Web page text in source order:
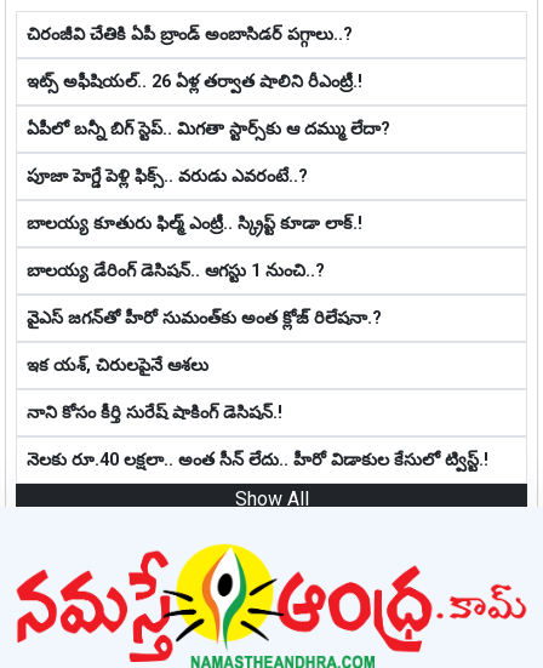
చిరంజీవి చేతికి ఏపీ బ్రాండ్ అంబాసిడర్ పగ్గాలు..?
ఇట్స్ అఫీషియ‌ల్‌.. 26 ఏళ్ల తర్వాత షాలిని రీఎంట్రీ.!
ఏపీలో బ‌న్నీ బిగ్ స్టెప్‌.. మిగ‌తా స్టార్స్‌కు ఆ ద‌మ్ము లేదా?
పూజా హెగ్డే పెళ్లి ఫిక్స్.. వరుడు ఎవరంటే..?
బాల‌య్య కూతురు ఫిల్మ్ ఎంట్రీ.. స్క్రిప్ట్ కూడా లాక్.!
బాల‌య్య డేరింగ్ డెసిష‌న్‌.. ఆగ‌స్టు 1 నుంచి..?
వైఎస్ జగన్‌తో హీరో సుమంత్‌కు అంత క్లోజ్ రిలేషనా.?
ఇక య‌శ్, చిరుల‌పైనే ఆశ‌లు
నాని కోసం కీర్తి సురేష్ షాకింగ్ డెసిషన్.!
నెలకు రూ.40 లక్షలా.. అంత సీన్ లేదు.. హీరో విడాకుల కేసులో ట్విస్ట్‌.!
Show All